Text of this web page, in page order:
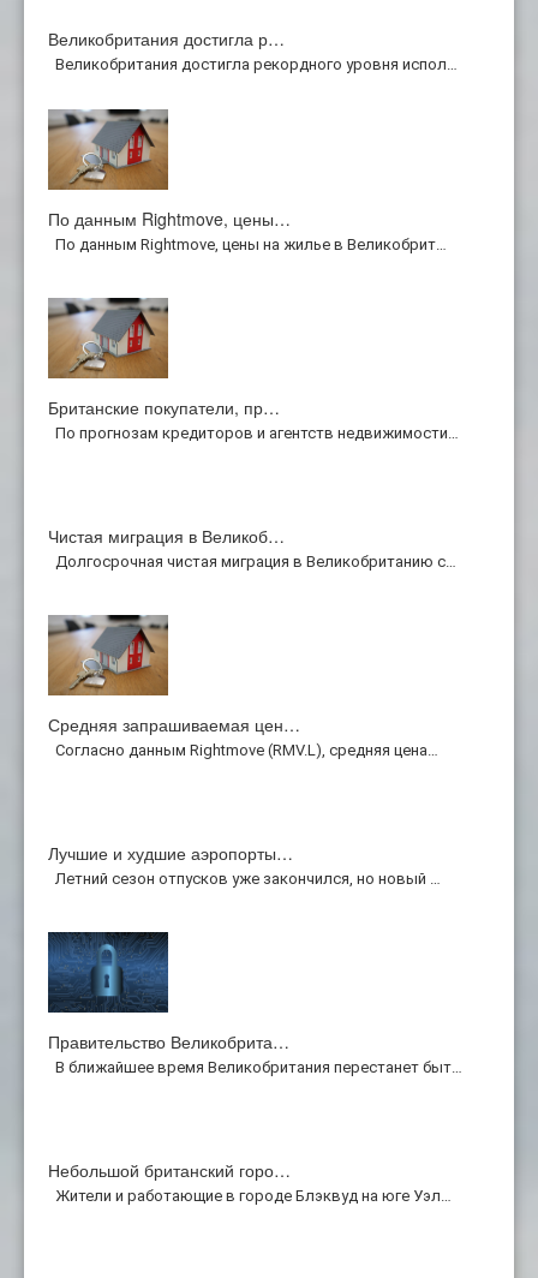
Великобритания достигла р…
Великобритания достигла рекордного уровня испол…
По данным Rightmove, цены…
По данным Rightmove, цены на жилье в Великобрит…
Британские покупатели, пр…
По прогнозам кредиторов и агентств недвижимости…
Чистая миграция в Великоб…
Долгосрочная чистая миграция в Великобританию с…
Средняя запрашиваемая цен…
Согласно данным Rightmove (RMV.L), средняя цена…
Лучшие и худшие аэропорты…
Летний сезон отпусков уже закончился, но новый …
Правительство Великобрита…
В ближайшее время Великобритания перестанет быт…
Небольшой британский горо…
Жители и работающие в городе Блэквуд на юге Уэл…